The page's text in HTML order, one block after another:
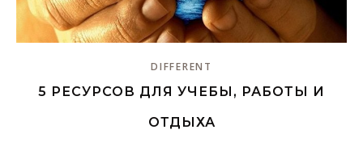
DIFFERENT
5 РЕСУРСОВ ДЛЯ УЧЕБЫ, РАБОТЫ И
ОТДЫХА